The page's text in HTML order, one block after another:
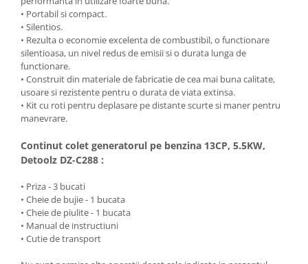
Motoburghiu/Foreza pamant
Pachete Incorporabile
Pirostrii & Arzatoare
Plasa umbrire
Pompe de stropit
Radiatoare
Semanatoare,Plantatoare
Sobe pe gaz & electrice
Suflante & Aspiratoare
Aspiratoare
• Portabil si compact.
• Silentios.
• Rezulta o economie excelenta de combustibil, o functionare
silentioasa, un nivel redus de emisii si o durata lunga de
functionare.
• Construit din materiale de fabricatie de cea mai buna calitate,
usoare si rezistente pentru o durata de viata extinsa.
• Kit cu roti pentru deplasare pe distante scurte si maner pentru
manevrare.
Continut colet generatorul pe benzina 13CP, 5.5KW,
Detoolz DZ-C288 :
• Priza - 3 bucati
• Cheie de bujie - 1 bucata
• Cheie de piulite - 1 bucata
• Manual de instructiuni
• Cutie de transport